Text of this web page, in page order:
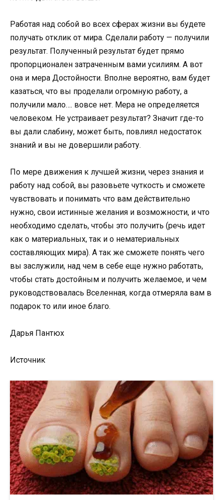
Работая над собой во всех сферах жизни вы будете
получать отклик от мира. Сделали работу — получили
результат. Полученный результат будет прямо
пропорционален затраченным вами усилиям. А вот
она и мера Достойности. Вполне вероятно, вам будет
казаться, что вы проделали огромную работу, а
получили мало…. вовсе нет. Мера не определяется
человеком. Не устраивает результат? Значит где-то
вы дали слабину, может быть, повлиял недостаток
знаний и вы не довершили работу.
По мере движения к лучшей жизни, через знания и
работу над собой, вы разовьете чуткость и сможете
чувствовать и понимать что вам действительно
нужно, свои истинные желания и возможности, и что
необходимо сделать, чтобы это получить (речь идет
как о материальных, так и о нематериальных
составляющих мира). А так же сможете понять чего
вы заслужили, над чем в себе еще нужно работать,
чтобы стать достойным и получить желаемое, и чем
руководствовалась Вселенная, когда отмеряла вам в
подарок то или иное благо.
Дарья Пантюх
Источник